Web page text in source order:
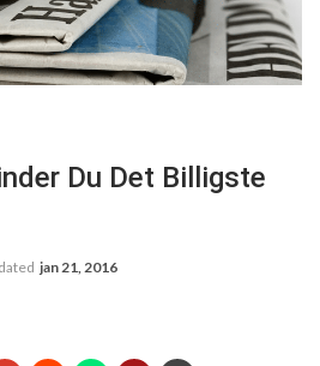
Du Det Billigste
jan 21, 2016